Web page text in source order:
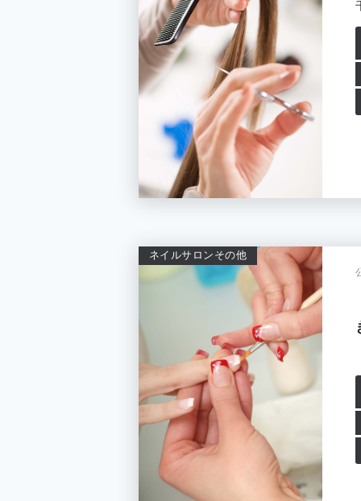
ネイルサロン その他